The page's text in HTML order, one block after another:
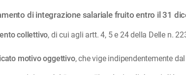
di integrazione salariale fruito entro il 31
collettivo, di cui agli artt. 4, 5 e 24 della Delle n.
motivo oggettivo, che vige indipendentemente